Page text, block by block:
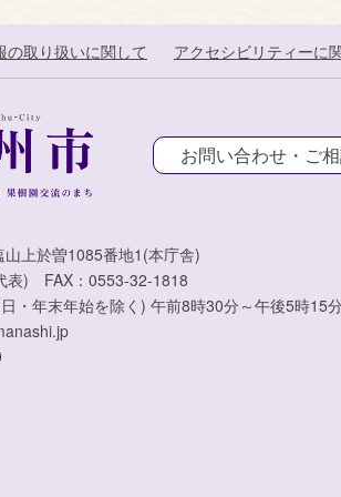
の取り扱いに関して アクセシビリティーに
お問い合わせ・ご
上於曽1085番地1(本庁舎)
表) FAX：0553-32-1818
・年末年始を除く) 午前8時30分～午後5時15分